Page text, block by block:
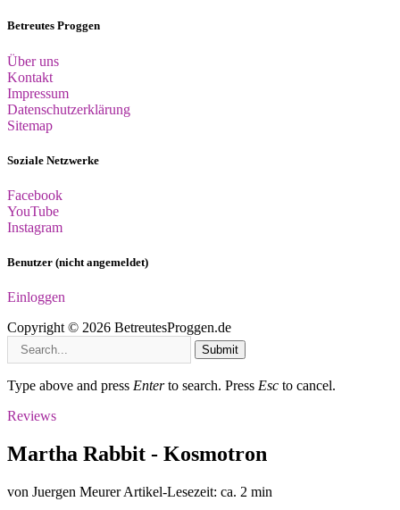
Betreutes Proggen
Über uns
Kontakt
Impressum
Datenschutzerklärung
Sitemap
Soziale Netzwerke
Facebook
YouTube
Instagram
Benutzer (nicht angemeldet)
Einloggen
Copyright © 2026 BetreutesProggen.de
Submit
Type above and press Enterto search. Press Esc to cancel.
Reviews
Martha Rabbit - Kosmotron
von Juergen Meurer Artikel-Lesezeit: ca. 2 min